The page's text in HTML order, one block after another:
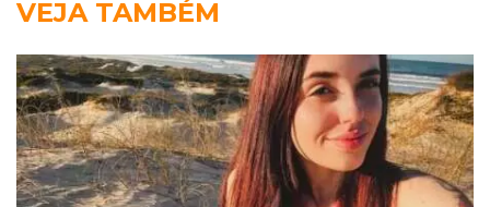
VEJA TAMBÉM